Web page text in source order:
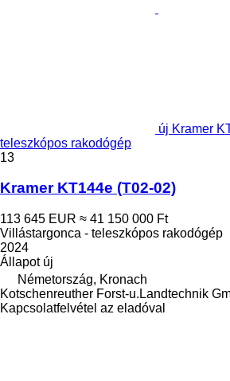
új Kramer
teleszkópos rakodógép
13
Kramer KT144e (T02-02)
113 645 EUR ≈ 41 150 000 Ft
Villástargonca - teleszkópos rakodógép
2024
Állapotúj
Németország, Kronach
Kotschenreuther Forst-u.Landtechnik
Kapcsolatfelvétel az eladóval